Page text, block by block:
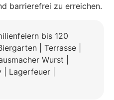
barrierefrei zu erreichen.
bis 120
| Terrasse |
Wurst |
Lagerfeuer |